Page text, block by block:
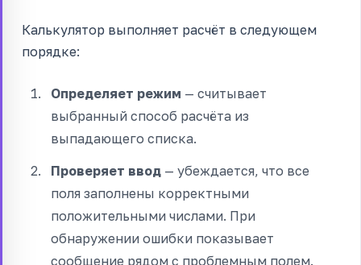
Калькулятор выполняет расчёт в следующем
порядке:
Определяет режим — считывает
выбранный способ расчёта из
выпадающего списка.
Проверяет ввод — убеждается, что все
поля заполнены корректными
положительными числами. При
обнаружении ошибки показывает
сообщение рядом с проблемным полем.